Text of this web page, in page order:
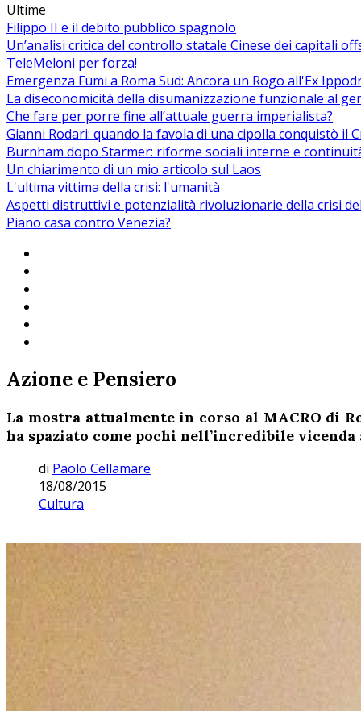
Ultime
Filippo II e il debito pubblico spagnolo
Un’analisi critica del controllo statale Cinese dei capitali
TeleMeloni per forza!
Emergenza Fumi a Roma Sud: Ancora un Rogo all'Ex
La diseconomicità della disumanizzazione funzionale al
Che fare per porre fine all’attuale guerra imperialista?
Gianni Rodari: quando la favola di una cipolla conquistò il
Burnham dopo Starmer: riforme sociali interne e
Un chiarimento di un mio articolo sul Laos
L'ultima vittima della crisi: l'umanità
Aspetti distruttivi e potenzialità rivoluzionarie della crisi
Piano casa contro Venezia?
Azione e Pensiero
La mostra attualmente in corso al MACRO di
ha spaziato come pochi nell’incredibile
di Paolo Cellamare
18/08/2015
Cultura